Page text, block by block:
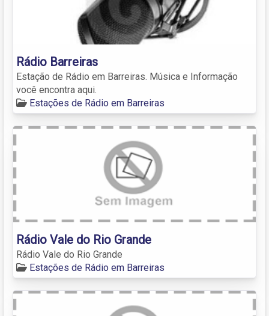
Rádio Barreiras
Estação de Rádio em Barreiras. Música e Informação
você encontra aqui.
Estações de Rádio em Barreiras
Rádio Vale do Rio Grande
Rádio Vale do Rio Grande
Estações de Rádio em Barreiras